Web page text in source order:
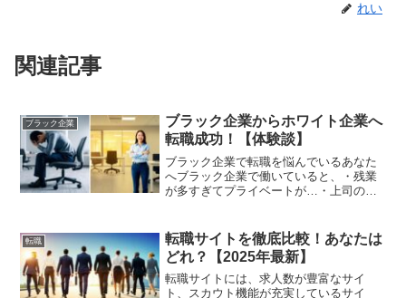
れい
関連記事
ブラック企業
ブラック企業からホワイト企業へ
転職成功！【体験談】
ブラック企業で転職を悩んでいるあなた
へブラック企業で働いていると、・残業
が多すぎてプライベートが…・上司のパ
しブラック企業で長く働いていると、
「この環境が普通なのかも？...
転職
転職サイトを徹底比較！あなたは
どれ？【2025年最新】
転職サイトには、求人数が豊富なサイ
ト、スカウト機能が充実しているサイ